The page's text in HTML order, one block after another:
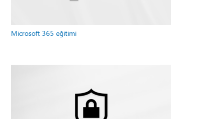
Microsoft 365 eğitimi